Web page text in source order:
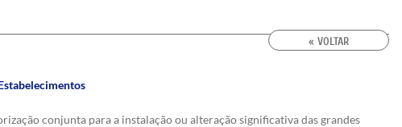
« VOLTAR
conjunta para a instalação ou alteração significativa das grandes